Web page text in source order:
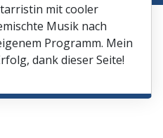
mit cooler
Musik nach
Programm. Mein
dank dieser Seite!